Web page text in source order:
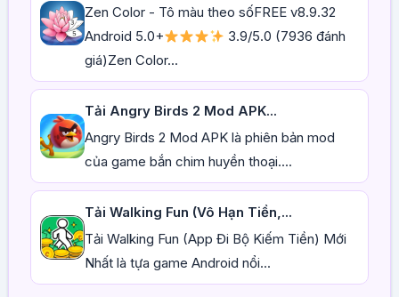
Zen Color - Tô màu theo sốFREE v8.9.32
Android 5.0+
3.9/5.0 (7936 đánh
giá)Zen Color...
Tải Angry Birds 2 Mod APK...
Angry Birds 2 Mod APK là phiên bản mod
của game bắn chim huyền thoại....
Tải Walking Fun (Vô Hạn Tiền,...
Tải Walking Fun (App Đi Bộ Kiếm Tiền) Mới
Nhất là tựa game Android nổi...